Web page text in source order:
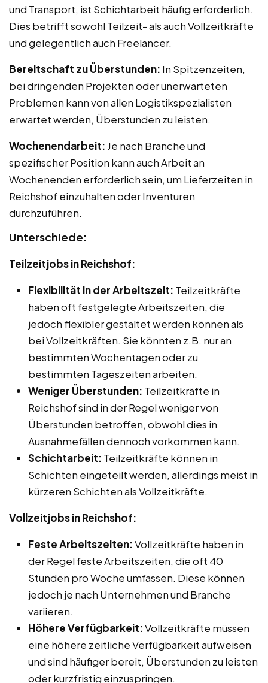
und Transport, ist Schichtarbeit häufig erforderlich.
Dies betrifft sowohl Teilzeit- als auch Vollzeitkräfte
und gelegentlich auch Freelancer.
Bereitschaft zu Überstunden: In Spitzenzeiten,
bei dringenden Projekten oder unerwarteten
Problemen kann von allen Logistikspezialisten
erwartet werden, Überstunden zu leisten.
Wochenendarbeit: Je nach Branche und
spezifischer Position kann auch Arbeit an
Wochenenden erforderlich sein, um Lieferzeiten in
Reichshof einzuhalten oder Inventuren
durchzuführen.
Unterschiede:
Teilzeitjobs in Reichshof:
Flexibilität in der Arbeitszeit: Teilzeitkräfte
haben oft festgelegte Arbeitszeiten, die
jedoch flexibler gestaltet werden können als
bei Vollzeitkräften. Sie könnten z.B. nur an
bestimmten Wochentagen oder zu
bestimmten Tageszeiten arbeiten.
Weniger Überstunden: Teilzeitkräfte in
Reichshof sind in der Regel weniger von
Überstunden betroffen, obwohl dies in
Ausnahmefällen dennoch vorkommen kann.
Schichtarbeit: Teilzeitkräfte können in
Schichten eingeteilt werden, allerdings meist in
kürzeren Schichten als Vollzeitkräfte.
Vollzeitjobs in Reichshof:
Feste Arbeitszeiten:Vollzeitkräfte haben in
der Regel feste Arbeitszeiten, die oft 40
Stunden pro Woche umfassen. Diese können
jedoch je nach Unternehmen und Branche
variieren.
Höhere Verfügbarkeit:Vollzeitkräfte müssen
eine höhere zeitliche Verfügbarkeit aufweisen
und sind häufiger bereit, Überstunden zu leisten
oder kurzfristig einzuspringen.